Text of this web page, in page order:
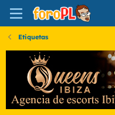
Etiquetas